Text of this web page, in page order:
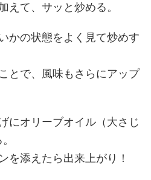
えて、サッと炒める。
かの状態をよく見て炒めす
とで、風味もさらにアップ
にオリーブオイル（大さじ
を添えたら出来上がり！